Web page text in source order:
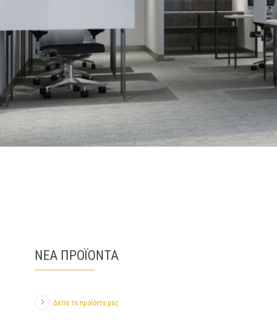
ΝΕΑ ΠΡΟΪΟΝΤΑ
Δείτε τα προϊόντα μάς